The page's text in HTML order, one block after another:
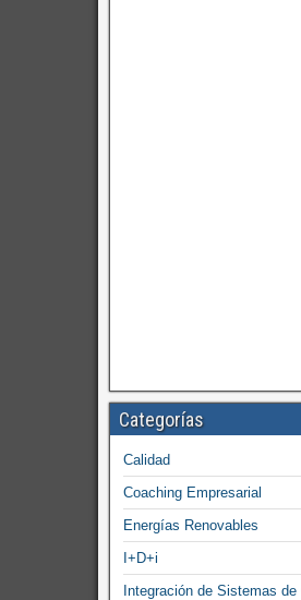
Categorías
Calidad
Coaching Empresarial
Energías Renovables
I+D+i
Integración de Sistemas